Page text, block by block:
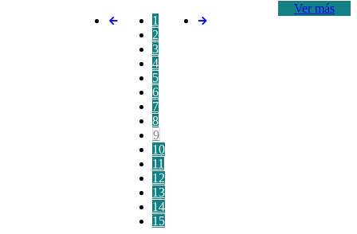
Ver más
1
2
3
4
5
6
7
8
9
10
11
12
13
14
15